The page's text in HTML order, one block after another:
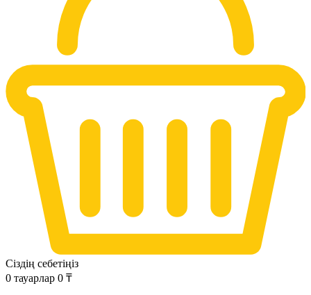
Сіздің себетіңіз
0 тауарлар 0 ₸